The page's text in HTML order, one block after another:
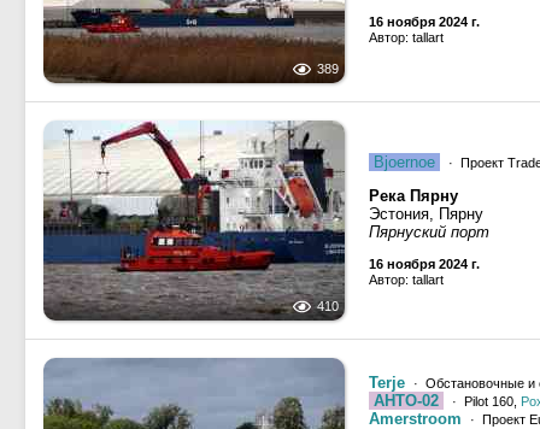
389
16 ноября 2024 г.
Автор: tallart
410
Bjoernoe · Проект
Река Пярну
Эстония, Пярну
Пярнуский порт
16 ноября 2024 г.
Автор: tallart
Terje · Обстановочные и
AHTO-02 · Pilot 160,
Amerstroom · Проект